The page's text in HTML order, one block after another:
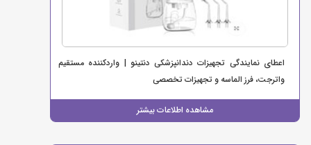
اعطای نمایندگی تجهیزات دندانپزشکی دنتینو | واردکننده مستقیم
واترجت، فرز الماسه و تجهیزات تخصصی
مشاهده اطلاعات بیشتر